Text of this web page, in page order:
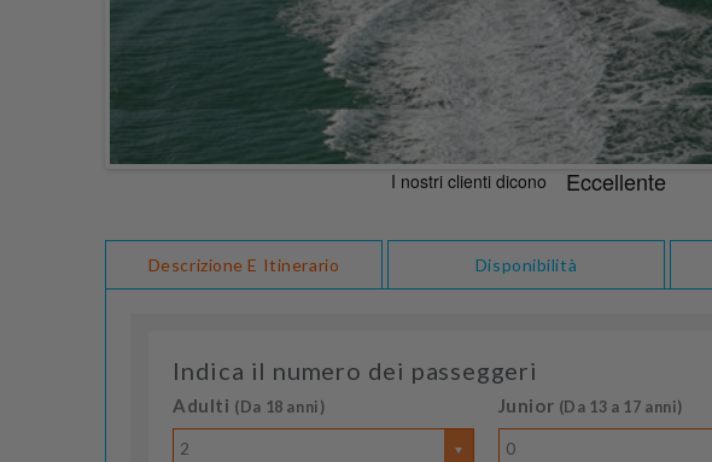
Descrizione E Itinerario Disponibilità
Indica il numero dei passeggeri
Adulti (Da 18 anni)
2
Junior (Da 13 a 17 anni)
0